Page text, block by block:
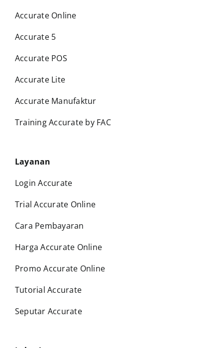
Accurate Online
Accurate 5
Accurate POS
Accurate Lite
Accurate Manufaktur
Training Accurate by FAC
Layanan
Login Accurate
Trial Accurate Online
Cara Pembayaran
Harga Accurate Online
Promo Accurate Online
Tutorial Accurate
Seputar Accurate